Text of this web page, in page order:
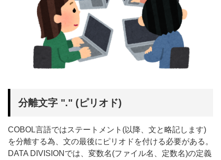
分離文字 "." (ピリオド)
COBOL言語ではステートメント(以降、文と略記します)
を分離する為、文の最後にピリオドを付ける必要がある。
DATA DIVISIONでは、変数名(ファイル名、定数名)の定義